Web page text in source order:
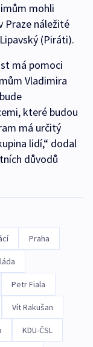
mohli
Praze náležité
(Piráti).
má pomoci
Vladimira
které budou
má určitý
lidí,“ dodal
důvodů
Praha
Petr Fiala
Vít Rakušan
KDU-ČSL